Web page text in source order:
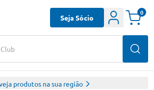
Seja Sócio
0
produtos na sua região